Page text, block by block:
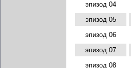
эпизод 04
эпизод 05
эпизод 06
эпизод 07
эпизод 08